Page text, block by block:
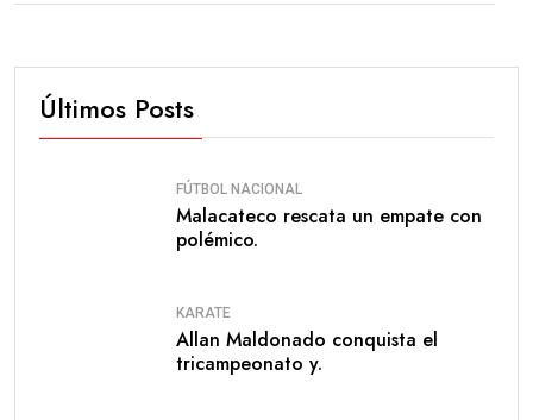
Últimos Posts
FÚTBOL NACIONAL
Malacateco rescata un empate con
polémico.
KARATE
Allan Maldonado conquista el
tricampeonato y.